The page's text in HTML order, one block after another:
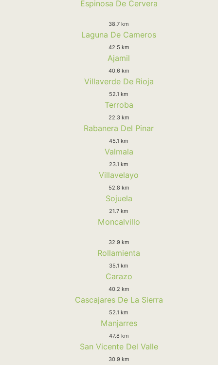
Espinosa De Cervera
38.7 km
Laguna De Cameros
42.5 km
Ajamil
40.6 km
Villaverde De Rioja
52.1 km
Terroba
22.3 km
Rabanera Del Pinar
45.1 km
Valmala
23.1 km
Villavelayo
52.8 km
Sojuela
21.7 km
Moncalvillo
32.9 km
Rollamienta
35.1 km
Carazo
40.2 km
Cascajares De La Sierra
52.1 km
Manjarres
47.8 km
San Vicente Del Valle
30.9 km